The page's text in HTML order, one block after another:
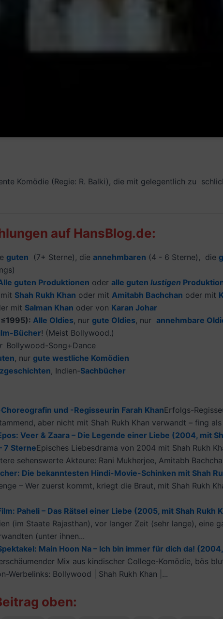
Komödie (Regie: R. Balki), die mit gelegentlich zu
auf HansBlog.de:
guten (7+ Sterne), die annehmbaren (4 - 6 Sterne), die
guten Produktionen oder alle guten lustigen
mit Shah Rukh Khan oder mit Amitabh Bachchan oder mit
mit Salman Khan oder von Karan Johar
Alle Oldies, nur gute Oldies, nur annehmbare
Bücher! (Meist Bollywood.)
Bollywood-Song+Dance
, nur gute westliche Komödien
, Indien-Sachbücher
und -Regisseurin Farah KhanErfolgs-
aber nicht mit Shah Rukh Khan verwandt – fing
Veer & Zaara – Die Legende einer Liebe (2004, mit
7 SterneEpisches Liebesdrama von 2004 mit Shah Rukh
sehenswerte Akteure: Rani Mukherjee, Amitabh
Die bekanntesten Hindi-Movie-Schinken mit Shah
– Wer zuerst kommt, kriegt die Braut, mit Shah Rukh
Paheli – Das Rätsel einer Liebe (2005, mit Shah Rukh
(im Staate Rajasthan), vor langer Zeit (sehr lange), eine
(unter ihnen...
Main Hoon Na – Ich bin immer für dich da!
Mix aus kindischer College-Komödie, bös
Werbelinks: Bollywood | Shah Rukh Khan |...
oben: